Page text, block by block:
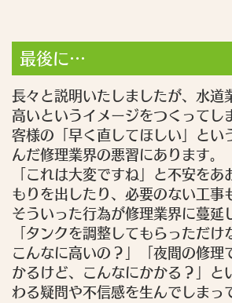
最後に…
長々と説明いたしましたが、水道
高いというイメージをつくってし
客様の「早く直してほしい」とい
んだ修理業界の悪習にあります。
「これは大変ですね」と不安をあ
もりを出したり、必要のない工事
そういった行為が修理業界に蔓延
「タンクを調整してもらっただけ
こんなに高いの？」「夜間の修理
かるけど、こんなにかかる？」と
わる疑問や不信感を生んでしまっ